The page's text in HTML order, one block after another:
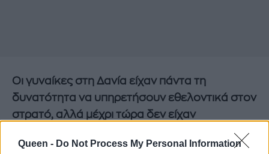
Queen - Do Not Process My Personal Information
Οι γυναίκες στη Δανία είχαν πάντα τη
δυνατότητα να υπηρετήσουν εθελοντικά στον
στρατό, αλλά μέχρι τώρα δεν είχαν
υποχρεωτική υπηρεσία, όπως οι άνδρες.Η